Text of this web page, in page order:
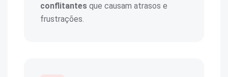
conflitantes que causam atrasos e
frustrações.